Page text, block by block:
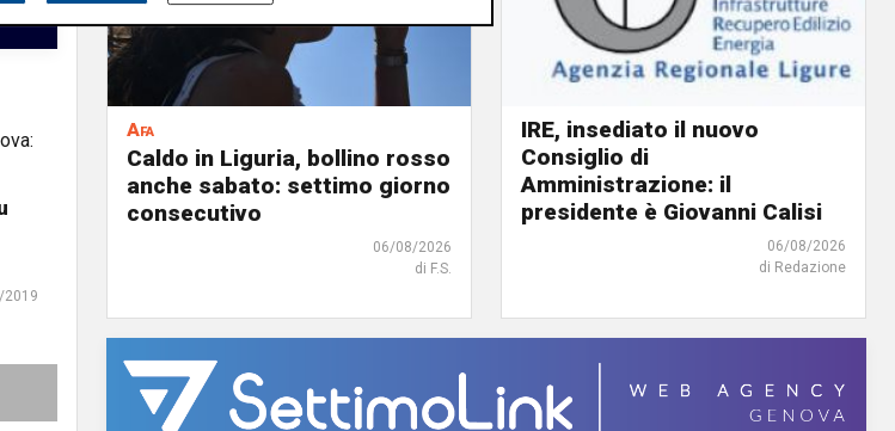
2019
Afa
Caldo in Liguria, bollino rosso
anche sabato: settimo giorno
consecutivo
06/08/2026
di F.S.
IRE, insediato il nuovo
Consiglio di
Amministrazione: il
presidente è Giovanni Calisi
06/08/2026
di Redazione